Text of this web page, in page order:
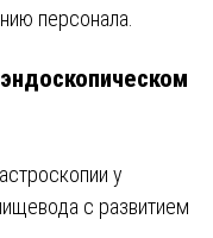
персонала.
у
с развитием